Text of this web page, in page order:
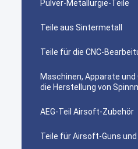
Pulver-Metallurgie-Teile
Teile aus Sintermetall
Teile für die CNC-
Maschinen, Apparate
die Herstellung von
AEG-Teil Airsoft-Zubehör
Teile für Airsoft-Guns und